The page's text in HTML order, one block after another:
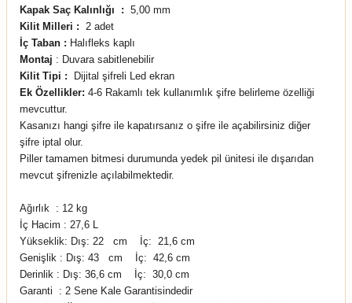
Kapak Saç Kalınlığı
: 5,00 mm
Kilit Milleri : 2 adet
İç Taban : Halıfleks kaplı
Montaj : Duvara sabitlenebilir
Kilit Tipi :
Dijital şifreli Led ekran
Ek Özellikler: 4-6 Rakamlı tek kullanımlık şifre belirleme özelliği
mevcuttur.
Kasanızı hangi şifre ile kapatırsanız o şifre ile açabilirsiniz diğer
şifre iptal olur.
Piller tamamen bitmesi durumunda yedek pil ünitesi ile dışarıdan
mevcut şifrenizle açılabilmektedir.
Ağırlık : 12 kg
İç Hacim : 27,6 L
Yükseklik: Dış: 22 cm İç: 21,6 cm
Genişlik : Dış: 43 cm İç: 42,6 cm
Derinlik : Dış: 36,6 cm İç: 30,0 cm
Garanti : 2 Sene Kale Garantisindedir